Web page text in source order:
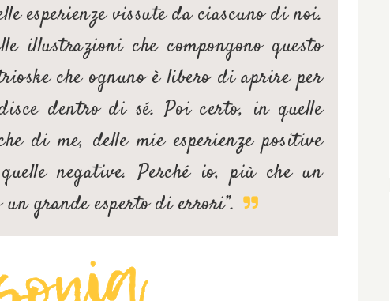
esperienze vissute da ciascuno di noi.
illustrazioni che compongono questo
che ognuno è libero di aprire per
dentro di sé. Poi certo, in quelle
di me, delle mie esperienze positive
negative. Perché io, più che un
un grande esperto di errori”.